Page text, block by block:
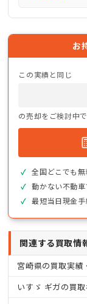
お
この実績と同じ
の売却をご検討中
全国どこでも
動かない不動車
最短当日現金
関連する買取情
宮崎県の買取実績
いすゞ ギガの買